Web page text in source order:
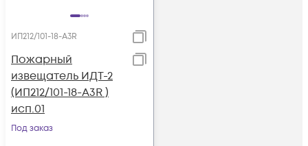
ИП212/101-18-А3R
Пожарный
извещатель ИДТ-2
(ИП212/101-18-А3R )
исп.01
Под заказ